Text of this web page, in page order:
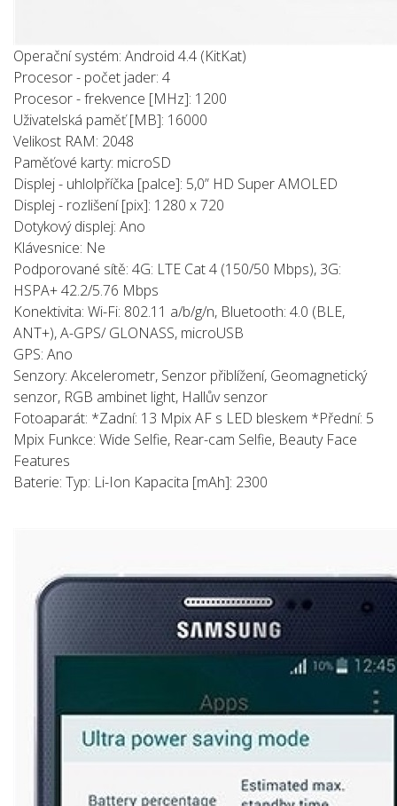
Operační systém: Android 4.4 (KitKat)
Procesor - počet jader: 4
Procesor - frekvence [MHz]: 1200
Uživatelská paměť [MB]: 16000
Velikost RAM: 2048
Paměťové karty: microSD
Displej - uhlolpříčka [palce]: 5,0” HD Super AMOLED
Displej - rozlišení [pix]: 1280 x 720
Dotykový displej: Ano
Klávesnice: Ne
Podporované sítě: 4G: LTE Cat 4 (150/50 Mbps), 3G:
HSPA+ 42.2/5.76 Mbps
Konektivita: Wi-Fi: 802.11 a/b/g/n, Bluetooth: 4.0 (BLE,
ANT+), A-GPS/ GLONASS, microUSB
GPS: Ano
Senzory: Akcelerometr, Senzor přiblížení, Geomagnetický
senzor, RGB ambinet light, Hallův senzor
Fotoaparát: *Zadní: 13 Mpix AF s LED bleskem *Přední: 5
Mpix Funkce: Wide Selfie, Rear-cam Selfie, Beauty Face
Features
Baterie: Typ: Li-Ion Kapacita [mAh]: 2300